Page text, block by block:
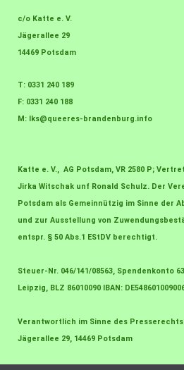
c/o Katte e. V.
Jägerallee 29
14469 Potsdam
T: 0331 240 189
F: 0331 240 188
M:
lks@queeres-brandenburg.info
Katte e. V., AG Potsdam, VR 2580 P;
Jirka Witschak unf Ronald Schulz. Der
Potsdam als Gemeinnützig im Sinne der
und zur Ausstellung von
entspr. § 50 Abs.1 EStDV berechtigt.
Steuer-Nr. 046/141/08563, Spendenkonto
Leipzig, BLZ 86010090 IBAN:
Verantwortlich im Sinne des
Jägerallee 29, 14469 Potsdam